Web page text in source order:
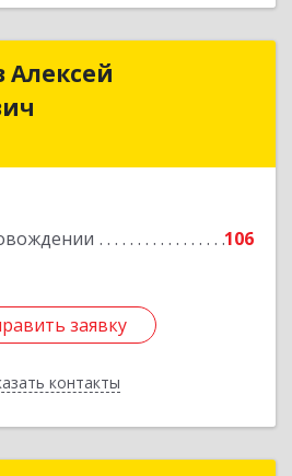
106
заявку
контакты
Журавлев Алексей
Подробнее
заявку
Назад